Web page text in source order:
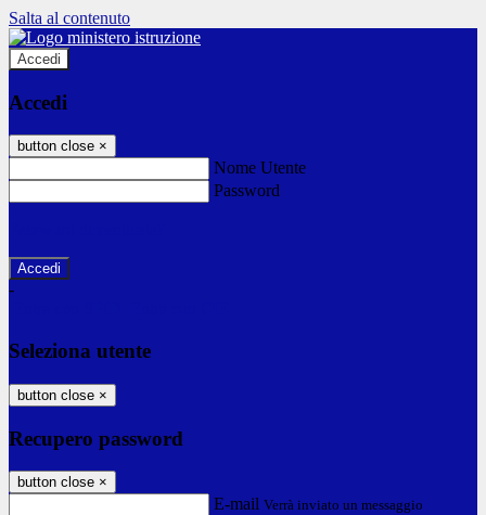
Salta al contenuto
Accedi
Accedi
button close ×
Nome Utente
Password
-
Seleziona utente
button close ×
Recupero password
button close ×
E-mail Verrà inviato un messaggio